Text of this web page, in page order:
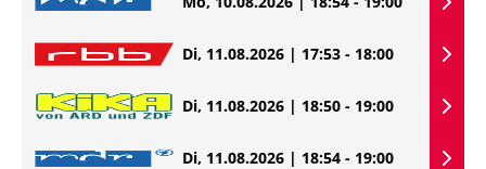
Di, 11.08.2026 | 17:53 - 18:00
Di, 11.08.2026 | 18:50 - 19:00
Di, 11.08.2026 | 18:54 - 19:00